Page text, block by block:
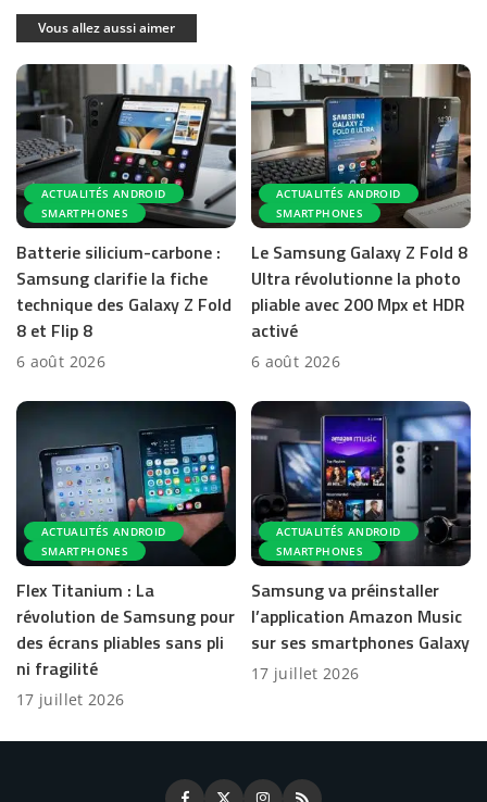
Vous allez aussi aimer
ACTUALITÉS ANDROID
SMARTPHONES
Batterie silicium-carbone :
Samsung clarifie la fiche
technique des Galaxy Z Fold
8 et Flip 8
6 août 2026
ACTUALITÉS ANDROID
SMARTPHONES
Le Samsung Galaxy Z Fold 8
Ultra révolutionne la photo
pliable avec 200 Mpx et HDR
activé
6 août 2026
ACTUALITÉS ANDROID
SMARTPHONES
Flex Titanium : La
révolution de Samsung pour
des écrans pliables sans pli
ni fragilité
17 juillet 2026
ACTUALITÉS ANDROID
SMARTPHONES
Samsung va préinstaller
l’application Amazon Music
sur ses smartphones Galaxy
17 juillet 2026